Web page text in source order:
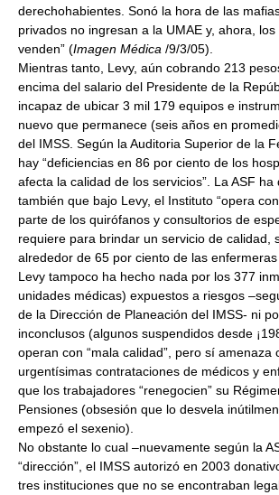
derechohabientes. Sonó la hora de las
privados no ingresan a la UMAE y, ahora, los
venden” (Imagen Médica /9/3/05).
Mientras tanto, Levy, aún cobrando 213
encima del salario del Presidente de la
incapaz de ubicar 3 mil 179 equipos e
nuevo que permanece (seis años en
del IMSS. Según la Auditoria Superior de la
hay “deficiencias en 86 por ciento de los
afecta la calidad de los servicios”. La ASF
también que bajo Levy, el Instituto “opera
parte de los quirófanos y consultorios de
requiere para brindar un servicio de calidad,
alrededor de 65 por ciento de las enfermeras
Levy tampoco ha hecho nada por los 377
unidades médicas) expuestos a riesgos
de la Dirección de Planeación del IMSS- ni
inconclusos (algunos suspendidos desde
operan con “mala calidad”, pero sí amenaza
urgentísimas contrataciones de médicos y
que los trabajadores “renegocien” su
Pensiones (obsesión que lo desvela
empezó el sexenio).
No obstante lo cual –nuevamente según la
“dirección”, el IMSS autorizó en 2003
tres instituciones que no se encontraban